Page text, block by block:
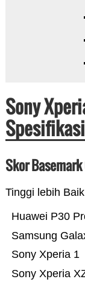
Sony
Skor
Tinggi lebih Baik
Sony Xperia
Sony Xperia 1
Samsung
Huawei P30